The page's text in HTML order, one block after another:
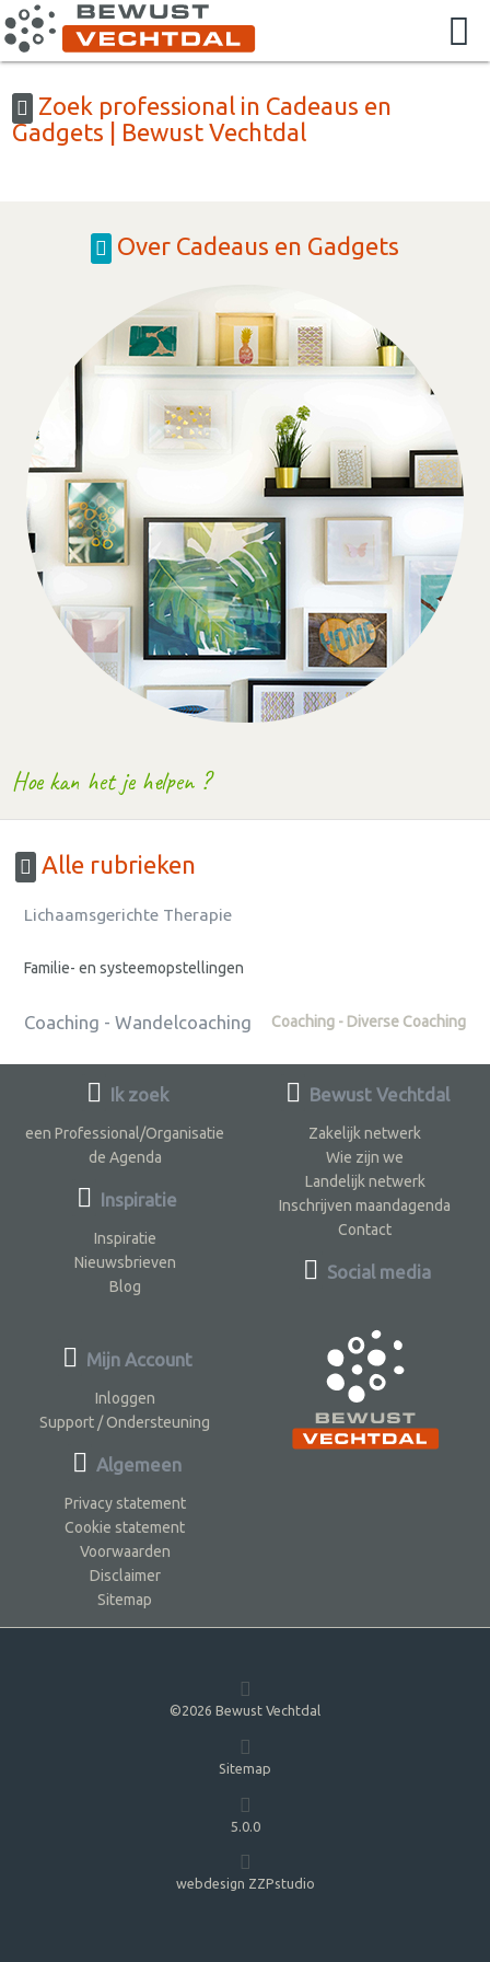
Zoek professional in Cadeaus en
Gadgets | Bewust Vechtdal
Over Cadeaus en Gadgets
Hoe kan het je helpen ?
Alle rubrieken
Lichaamsgerichte Therapie
Familie- en systeemopstellingen
Coaching - Wandelcoaching Coaching - Diverse Coaching
Ik zoek
een Professional/Organisatie
de Agenda
Inspiratie
Inspiratie
Nieuwsbrieven
Blog
Bewust Vechtdal
Zakelijk netwerk
Wie zijn we
Landelijk netwerk
Inschrijven maandagenda
Contact
Social media
Mijn Account
Inloggen
Support / Ondersteuning
Algemeen
Privacy statement
Cookie statement
Voorwaarden
Disclaimer
Sitemap
©2026 Bewust Vechtdal
Sitemap
5.0.0
webdesign ZZPstudio